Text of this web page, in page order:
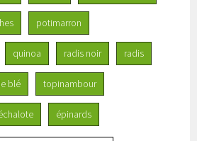
potimarron
quinoa radis noir radis
blé topinambour
épinards